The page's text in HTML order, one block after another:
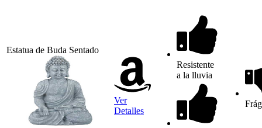
Estatua de Buda Sentado
Ver
Detalles
Resistente
a la lluvia